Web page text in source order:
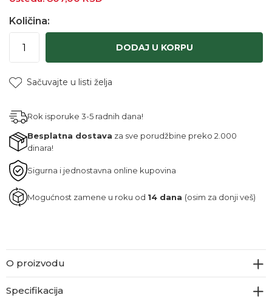
Količina:
DODAJ U KORPU
Sačuvajte u listi želja
Rok isporuke 3-5 radnih dana!
Besplatna dostava za sve porudžbine preko 2.000
dinara!
Sigurna i jednostavna online kupovina
Mogućnost zamene u roku od 14 dana (osim za donji veš)
O proizvodu
Specifikacija